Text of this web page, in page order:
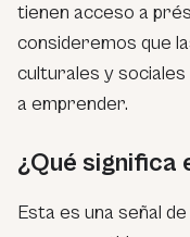
tienen acceso a
consideremos que
culturales y
a emprender.
¿Qué significa
Esta es una señal